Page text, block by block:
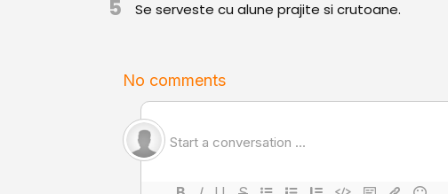
5 Se serveste cu alune prajite si crutoane.